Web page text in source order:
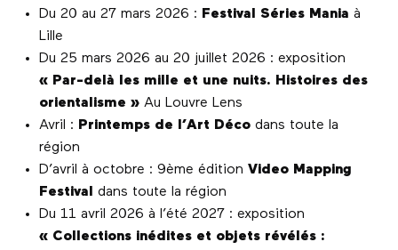
Du 20 au 27 mars 2026 : Festival Séries Mania à
Lille
Du 25 mars 2026 au 20 juillet 2026 : exposition
« Par-delà les mille et une nuits. Histoires des
orientalisme » Au Louvre Lens
Avril : Printemps de l’Art Déco dans toute la
région
D’avril à octobre : 9ème édition Video Mapping
Festival
dans toute la région
Du 11 avril 2026 à l’été 2027 : exposition
« Collections inédites et objets révélés :